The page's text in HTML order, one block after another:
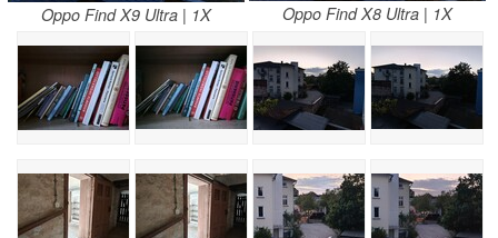
Oppo Find X9 Ultra | 1X Oppo Find X8 Ultra | 1X